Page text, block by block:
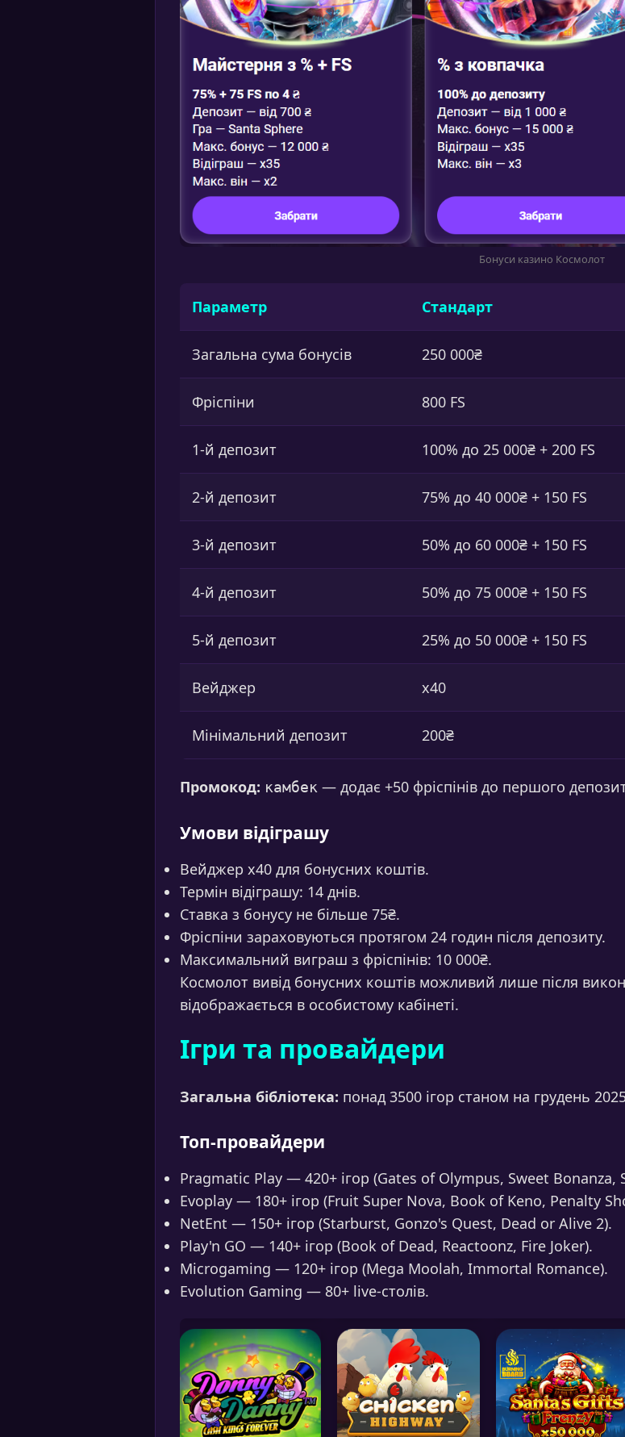
Бонуси казино Космолот
Параметр Стандарт
Загальна сума бонусів 250 000₴
Фріспіни 800 FS
1-й депозит 100% до 25 000₴ + 200 FS
2-й депозит 75% до 40 000₴ + 150 FS
3-й депозит 50% до 60 000₴ + 150 FS
4-й депозит 50% до 75 000₴ + 150 FS
5-й депозит 25% до 50 000₴ + 150 FS
Вейджер x40
Мінімальний депозит 200₴
Промокод: камбек — додає +50 фріспінів до першого
Умови відіграшу
Вейджер x40 для бонусних коштів.
Термін відіграшу: 14 днів.
Ставка з бонусу не більше 75₴.
Фріспіни зараховуються протягом 24 годин після депозиту.
Максимальний виграш з фріспінів: 10 000₴.
Космолот вивід бонусних коштів можливий лише після
відображається в особистому кабінеті.
Ігри та провайдери
Загальна бібліотека: понад 3500 ігор станом на грудень
Топ-провайдери
Pragmatic Play — 420+ ігор (Gates of Olympus, Sweet Bonanza,
Evoplay — 180+ ігор (Fruit Super Nova, Book of Keno, Penalty
NetEnt — 150+ ігор (Starburst, Gonzo's Quest, Dead or Alive 2).
Play'n GO — 140+ ігор (Book of Dead, Reactoonz, Fire Joker).
Microgaming — 120+ ігор (Mega Moolah, Immortal Romance).
Evolution Gaming — 80+ live-столів.